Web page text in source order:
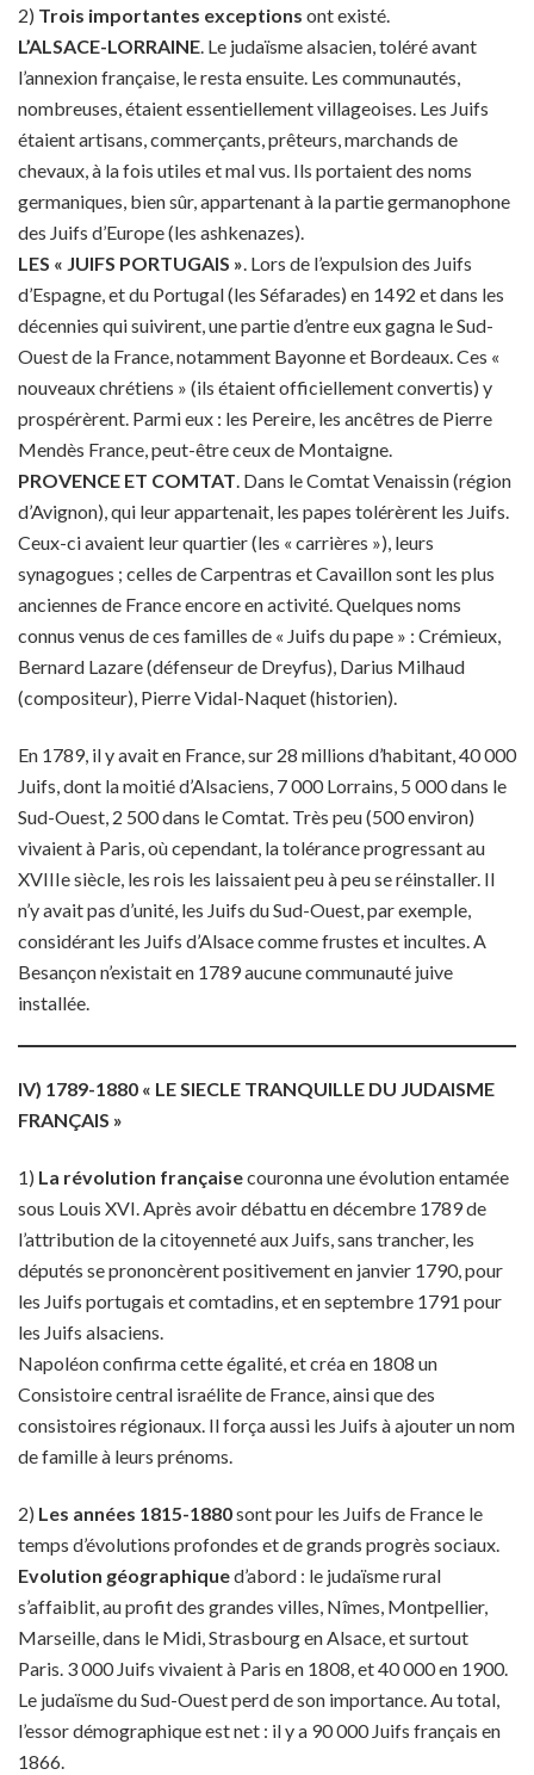
2) Trois importantes exceptions ont existé.
L’ALSACE-LORRAINE. Le judaïsme alsacien, toléré avant
l’annexion française, le resta ensuite. Les communautés,
nombreuses, étaient essentiellement villageoises. Les Juifs
étaient artisans, commerçants, prêteurs, marchands de
chevaux, à la fois utiles et mal vus. Ils portaient des noms
germaniques, bien sûr, appartenant à la partie germanophone
des Juifs d’Europe (les ashkenazes).
LES « JUIFS PORTUGAIS ». Lors de l’expulsion des Juifs
d’Espagne, et du Portugal (les Séfarades) en 1492 et dans les
décennies qui suivirent, une partie d’entre eux gagna le Sud-
Ouest de la France, notamment Bayonne et Bordeaux. Ces «
nouveaux chrétiens » (ils étaient officiellement convertis) y
prospérèrent. Parmi eux : les Pereire, les ancêtres de Pierre
Mendès France, peut-être ceux de Montaigne.
PROVENCE ET COMTAT. Dans le Comtat Venaissin (région
d’Avignon), qui leur appartenait, les papes tolérèrent les Juifs.
Ceux-ci avaient leur quartier (les « carrières »), leurs
synagogues ; celles de Carpentras et Cavaillon sont les plus
anciennes de France encore en activité. Quelques noms
connus venus de ces familles de « Juifs du pape » : Crémieux,
Bernard Lazare (défenseur de Dreyfus), Darius Milhaud
(compositeur), Pierre Vidal-Naquet (historien).
En 1789, il y avait en France, sur 28 millions d’habitant, 40 000
Juifs, dont la moitié d’Alsaciens, 7 000 Lorrains, 5 000 dans le
Sud-Ouest, 2 500 dans le Comtat. Très peu (500 environ)
vivaient à Paris, où cependant, la tolérance progressant au
XVIIIe siècle, les rois les laissaient peu à peu se réinstaller. Il
n’y avait pas d’unité, les Juifs du Sud-Ouest, par exemple,
considérant les Juifs d’Alsace comme frustes et incultes. A
Besançon n’existait en 1789 aucune communauté juive
installée.
IV) 1789-1880 « LE SIECLE TRANQUILLE DU JUDAISME
FRANÇAIS »
1) La révolution françaisecouronna une évolution entamée
sous Louis XVI. Après avoir débattu en décembre 1789 de
l’attribution de la citoyenneté aux Juifs, sans trancher, les
députés se prononcèrent positivement en janvier 1790, pour
les Juifs portugais et comtadins, et en septembre 1791 pour
les Juifs alsaciens.
Napoléon confirma cette égalité, et créa en 1808 un
Consistoire central israélite de France, ainsi que des
consistoires régionaux. Il força aussi les Juifs à ajouter un nom
de famille à leurs prénoms.
2) Les années 1815-1880sont pour les Juifs de France le
temps d’évolutions profondes et de grands progrès sociaux.
Evolution géographiqued’abord : le judaïsme rural
s’affaiblit, au profit des grandes villes, Nîmes, Montpellier,
Marseille, dans le Midi, Strasbourg en Alsace, et surtout
Paris. 3 000 Juifs vivaient à Paris en 1808, et 40 000 en 1900.
Le judaïsme du Sud-Ouest perd de son importance. Au total,
l’essor démographique est net : il y a 90 000 Juifs français en
1866.